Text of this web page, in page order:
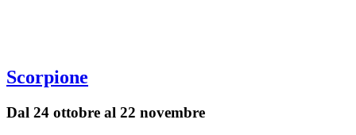
Scorpione
Dal 24 ottobre al 22 novembre